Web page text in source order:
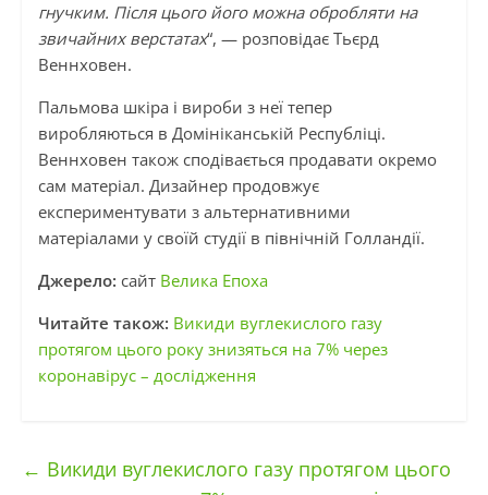
гнучким. Після цього його можна обробляти на
звичайних верстатах“, — розповідає Тьєрд
Веннховен.
Пальмова шкіра і вироби з неї тепер
виробляються в Домініканській Республіці.
Веннховен також сподівається продавати окремо
сам матеріал. Дизайнер продовжує
експериментувати з альтернативними
матеріалами у своїй студії в північній Голландії.
Джерело: сайт Велика Епоха
Читайте також: Викиди вуглекислого газу
протягом цього року знизяться на 7% через
коронавірус – дослідження
← Викиди вуглекислого газу протягом цього